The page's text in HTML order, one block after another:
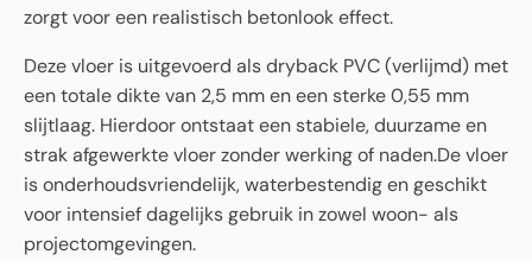
zorgt voor een realistisch betonlook effect.
Deze vloer is uitgevoerd als dryback PVC (verlijmd) met
een totale dikte van 2,5 mm en een sterke 0,55 mm
slijtlaag. Hierdoor ontstaat een stabiele, duurzame en
strak afgewerkte vloer zonder werking of naden.De vloer
is onderhoudsvriendelijk, waterbestendig en geschikt
voor intensief dagelijks gebruik in zowel woon- als
projectomgevingen.